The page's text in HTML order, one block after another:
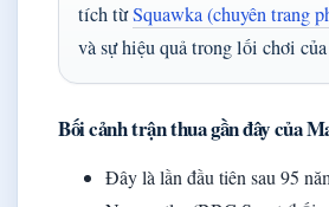
tích từSquawka (chuyên trang
và sự hiệu quả trong lối chơi
Bối cảnh trận thua gần đây của
Đây là lần đầu tiên sau 95